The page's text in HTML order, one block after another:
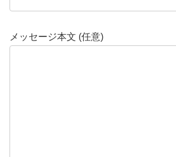
メッセージ本文 (任意)